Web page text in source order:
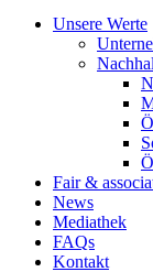
Unsere Werte
Fair &
News
Mediathek
FAQs
Kontakt